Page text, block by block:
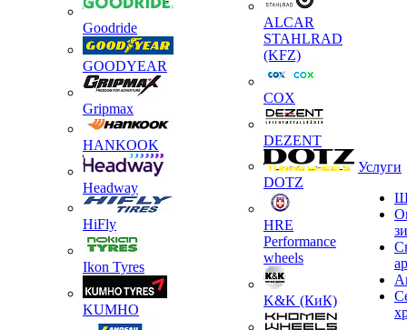
Goodride
GOODYEAR
Gripmax
HANKOOK
Headway
HiFly
Ikon Tyres
KUMHO
ALCAR
STAHLRAD
(KFZ)
COX
DEZENT
DOTZ
HRE
Performance
wheels
K&K (КиК)
Услуги